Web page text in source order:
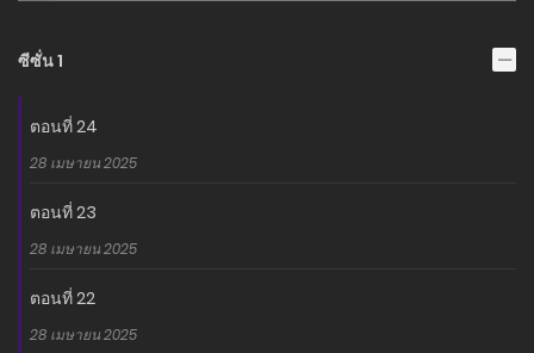
ซีซั่น 1
ตอนที่ 24
28 เมษายน 2025
ตอนที่ 23
28 เมษายน 2025
ตอนที่ 22
28 เมษายน 2025